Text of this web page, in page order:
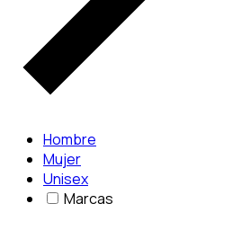
Hombre
Mujer
Unisex
Marcas